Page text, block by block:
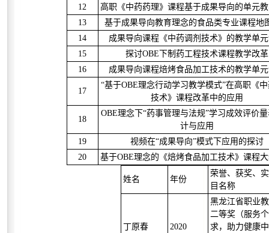
12
高职《中药药理》课程基于成果导向的单元
13
基于成果导向教育理念的食品类专业课程地
14
成果导向课程《中药调剂技术》的教学单
15
探讨OBE下制药工程技术课程教学改革
16
成果导向课程焙烤食品加工技术的教学单
17
“基于OBE理念行动学习教学模式”在高职《
技术》课程改革中的应用
18
OBE理念下“药事管理与法规”学习成效评价
计与应用
19
视频在“成果导向”模式下应用的探讨
20
基于OBE理念的《焙烤食品加工技术》课程
姓名 年份
荣誉、获奖、
目名称
丁原春 2020
黑龙江省职业
二等奖（服务
求，助力健康